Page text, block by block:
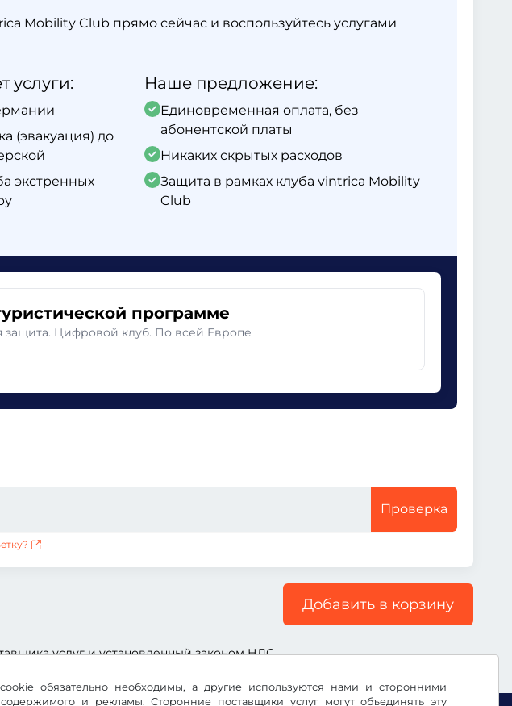
обязательно необходимы, а другие используются нами и сторонними
и рекламы. Сторонние поставщики услуг могут объединять эту
Mobility Club прямо сейчас и воспользуйтесь услугами
услуги:
(эвакуация) до
экстренных
Наше предложение:
Единовременная оплата, без
абонентской платы
Никаких скрытых расходов
Защита в рамках клуба vintrica Mobility
Club
программе
защита. Цифровой клуб. По всей Европе
Проверка
Добавить в корзину
услуг и установленный законом НДС.